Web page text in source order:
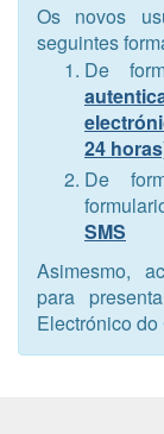
Os novos
seguintes
De
24
De
SMS
Asimesmo,
para
Electrónico